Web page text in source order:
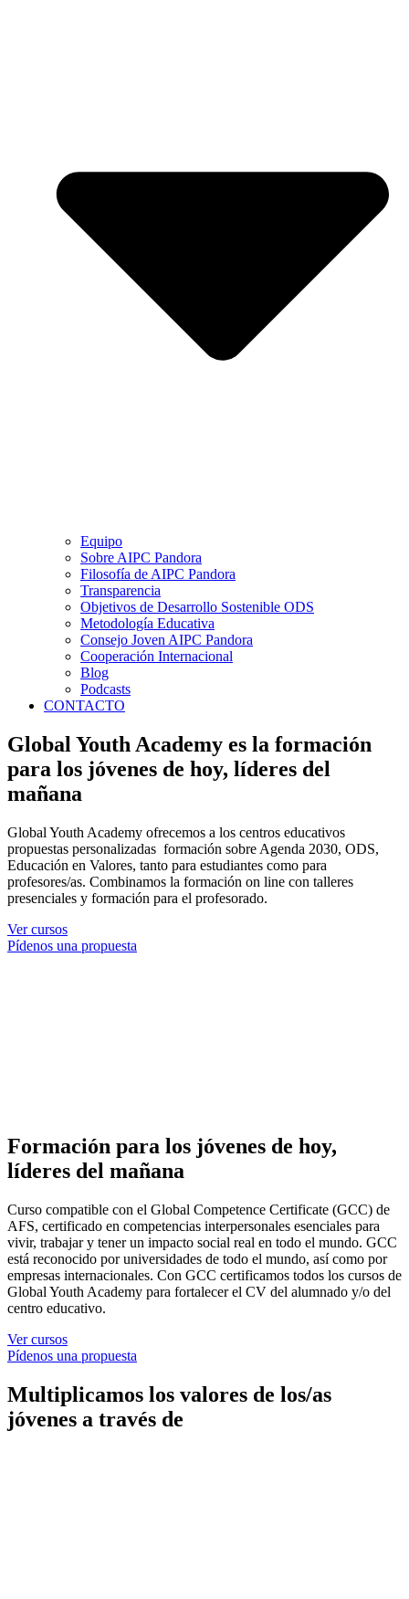
Equipo
Sobre AIPC Pandora
Filosofía de AIPC Pandora
Transparencia
Objetivos de Desarrollo Sostenible ODS
Metodología Educativa
Consejo Joven AIPC Pandora
Cooperación Internacional
Blog
Podcasts
CONTACTO
Global Youth Academy es la formación
para los jóvenes de hoy, líderes del
mañana
Global Youth Academy ofrecemos a los centros educativos
propuestas personalizadas formación sobre Agenda 2030, ODS,
Educación en Valores, tanto para estudiantes como para
profesores/as. Combinamos la formación on line con talleres
presenciales y formación para el profesorado.
Ver cursos
Pídenos una propuesta
Formación para los jóvenes de hoy,
líderes del mañana
Curso compatible con el Global Competence Certificate (GCC) de
AFS, certificado en competencias interpersonales esenciales para
vivir, trabajar y tener un impacto social real en todo el mundo. GCC
está reconocido por universidades de todo el mundo, así como por
empresas internacionales. Con GCC certificamos todos los cursos de
Global Youth Academy para fortalecer el CV del alumnado y/o del
centro educativo.
Ver cursos
Pídenos una propuesta
Multiplicamos los valores de los/as
jóvenes a través de